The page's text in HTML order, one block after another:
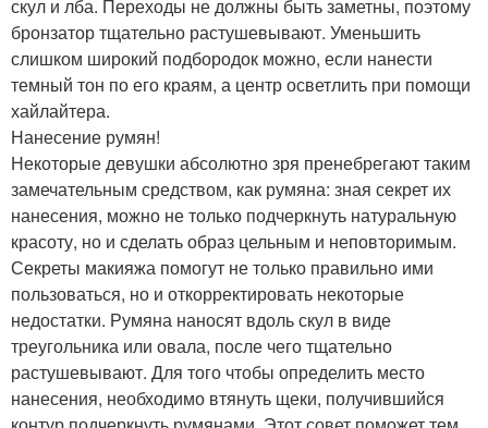
скул и лба. Переходы не должны быть заметны, поэтому
бронзатор тщательно растушевывают. Уменьшить
слишком широкий подбородок можно, если нанести
темный тон по его краям, а центр осветлить при помощи
хайлайтера.
Нанесение румян!
Некоторые девушки абсолютно зря пренебрегают таким
замечательным средством, как румяна: зная секрет их
нанесения, можно не только подчеркнуть натуральную
красоту, но и сделать образ цельным и неповторимым.
Секреты макияжа помогут не только правильно ими
пользоваться, но и откорректировать некоторые
недостатки. Румяна наносят вдоль скул в виде
треугольника или овала, после чего тщательно
растушевывают. Для того чтобы определить место
нанесения, необходимо втянуть щеки, получившийся